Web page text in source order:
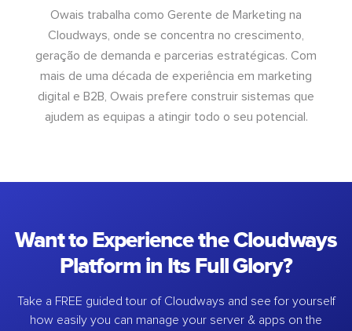
Owais trabalha como Gerente de Marketing na
Cloudways, onde se concentra no crescimento,
geração de demanda e parcerias estratégicas. Com
mais de uma década de experiência em marketing
digital e B2B, Owais prefere construir sistemas que
ajudem as equipas a atingir todo o seu potencial.
Want to Experience the Cloudways
Platform in Its Full Glory?
Take a FREE guided tour of Cloudways and see for yourself
how easily you can manage your server & apps on the